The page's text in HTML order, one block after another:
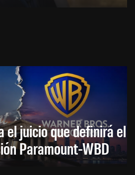
el juicio que definirá el
Paramount-WBD